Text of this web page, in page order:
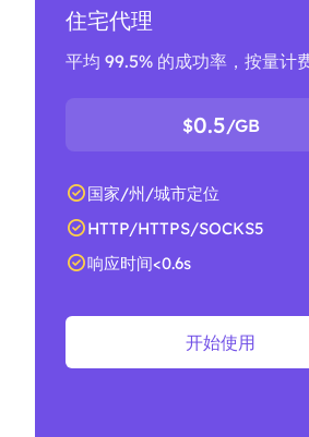
住宅代理
平均 99.5% 的成功率，按量计
$0.5/GB
国家/州/城市定位
HTTP/HTTPS/SOCKS5
响应时间<0.6s
开始使用